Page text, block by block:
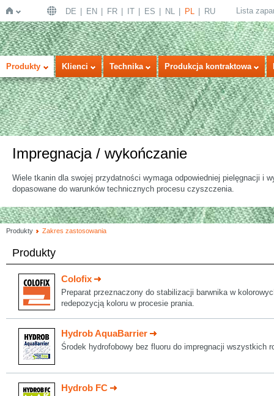
Strona
główna
DE EN FR IT ES NL PL RU Lista
Produkty Klienci Technika Produkcja kontraktowa
Impregnacja / wykończanie
Wiele tkanin dla swojej przydatności wymaga odpowiedniej pielęgnacji i
dopasowane do warunków technicznych procesu czyszczenia.
Produkty Zakres zastosowania
Produkty
Colofix
Preparat przeznaczony do stabilizacji barwnika w
redepozycją koloru w procesie prania.
Hydrob AquaBarrier
Środek hydrofobowy bez fluoru do impregnacji wszystkich
Hydrob FC